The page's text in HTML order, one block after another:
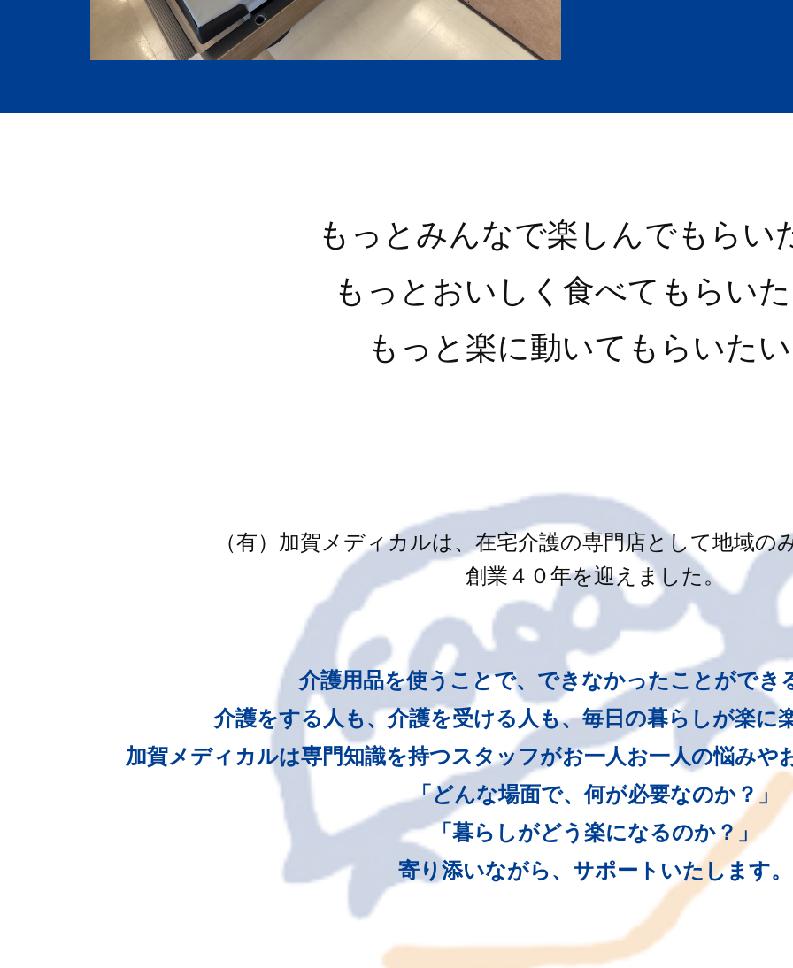
もっとみんなで楽しんでもらい
もっとおいしく食べてもらい
もっと楽に動いてもらいた
（有）加賀メディカルは、在宅介護の専門店として地域の
創業４０年を迎えました。
介護用品を使うことで、できなかったことができ
介護をする人も、介護を受ける人も、毎日の暮らしが楽に
加賀メディカルは専門知識を持つスタッフがお一人お一人の悩みや
「どんな場面で、何が必要なのか？」
「暮らしがどう楽になるのか？」
寄り添いながら、サポートいたします。